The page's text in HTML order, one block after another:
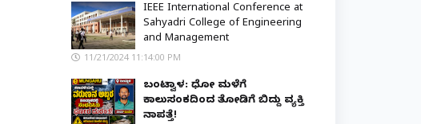
IEEE International Conference at
Sahyadri College of Engineering
and Management
11/21/2024 11:14:00 PM
ಬಂಟ್ವಾಳ: ಧೋ ಮಳೆಗೆ
ಕಾಲುಸಂಕದಿಂದ ತೋಡಿಗೆ ಬಿದ್ದು ವ್ಯಕ್ತಿ
ನಾಪತ್ತೆ!